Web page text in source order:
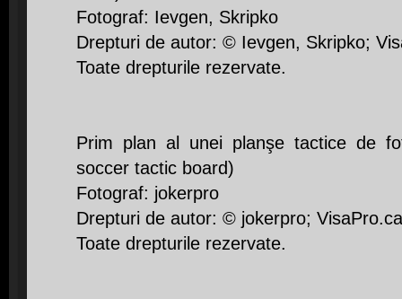
Fotograf: Ievgen, Skripko
Drepturi de autor: © Ievgen, Skripko;
Toate drepturile rezervate.
Prim plan al unei planşe tactice de
soccer tactic board)
Fotograf: jokerpro
Drepturi de autor: © jokerpro; VisaPro.ca
Toate drepturile rezervate.